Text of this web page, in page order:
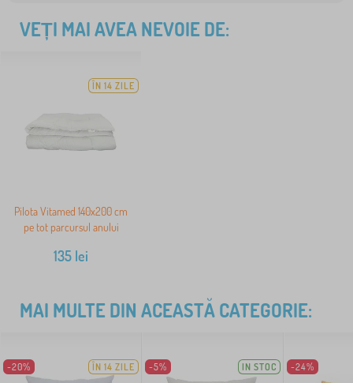
VEȚI MAI AVEA NEVOIE DE:
ÎN 14 ZILE
Pilota Vitamed 140x200 cm
pe tot parcursul anului
135 lei
MAI MULTE DIN ACEASTĂ CATEGORIE:
-20% ÎN 14 ZILE -5% IN STOC -24%